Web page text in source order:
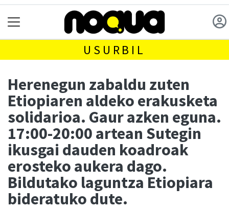
USURBIL
Herenegun zabaldu zuten
Etiopiaren aldeko erakusketa
solidarioa. Gaur azken eguna.
17:00-20:00 artean Sutegin
ikusgai dauden koadroak
erosteko aukera dago.
Bildutako laguntza Etiopiara
bideratuko dute.